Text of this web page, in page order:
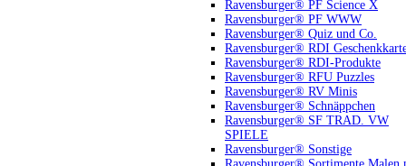
Ravensburger® PF Science X
Ravensburger® PF WWW
Ravensburger® Quiz und Co.
Ravensburger® RDI
Ravensburger® RDI-Produkte
Ravensburger® RFU Puzzles
Ravensburger® RV Minis
Ravensburger® Schnäppchen
Ravensburger® SF TRAD. VW
SPIELE
Ravensburger® Sonstige